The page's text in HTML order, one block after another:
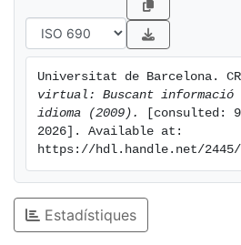
Universitat de Barcelona.
virtual: Buscant informació
idioma (2009).
[consulted:
2026]. Available at:
https://hdl.handle.net/2445/
Estadístiques